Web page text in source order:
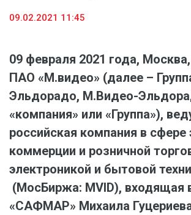
09.02.2021 11:45
09 февраля 2021 года,
ПАО «М.видео» (далее –
Эльдорадо, М.Видео-
«компания» или «Группа»),
российская компания в сфере
коммерции и розничной
электроникой и бытовой
(МосБиржа: MVID), входящая
«САФМАР» Михаила